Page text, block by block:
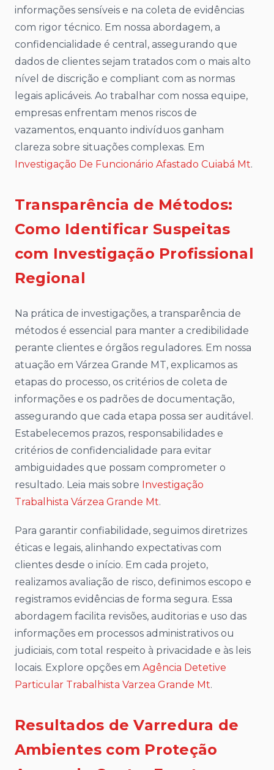
informações sensíveis e na coleta de evidências
com rigor técnico. Em nossa abordagem, a
confidencialidade é central, assegurando que
dados de clientes sejam tratados com o mais alto
nível de discrição e compliant com as normas
legais aplicáveis. Ao trabalhar com nossa equipe,
empresas enfrentam menos riscos de
vazamentos, enquanto indivíduos ganham
clareza sobre situações complexas. Em
Investigação De Funcionário Afastado Cuiabá Mt.
Transparência de Métodos:
Como Identificar Suspeitas
com Investigação Profissional
Regional
Na prática de investigações, a transparência de
métodos é essencial para manter a credibilidade
perante clientes e órgãos reguladores. Em nossa
atuação em Várzea Grande MT, explicamos as
etapas do processo, os critérios de coleta de
informações e os padrões de documentação,
assegurando que cada etapa possa ser auditável.
Estabelecemos prazos, responsabilidades e
critérios de confidencialidade para evitar
ambiguidades que possam comprometer o
resultado. Leia mais sobre Investigação
Trabalhista Várzea Grande Mt.
Para garantir confiabilidade, seguimos diretrizes
éticas e legais, alinhando expectativas com
clientes desde o início. Em cada projeto,
realizamos avaliação de risco, definimos escopo e
registramos evidências de forma segura. Essa
abordagem facilita revisões, auditorias e uso das
informações em processos administrativos ou
judiciais, com total respeito à privacidade e às leis
locais. Explore opções em Agência Detetive
Particular Trabalhista Varzea Grande Mt.
Resultados de Varredura de
Ambientes com Proteção